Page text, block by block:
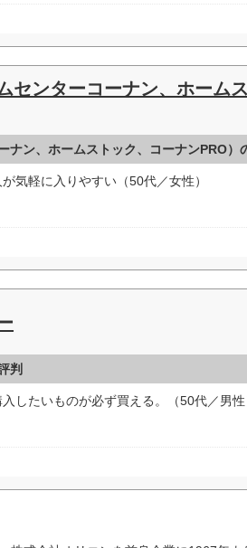
センターコーナン、ホームス
ナン、ホームストック、コーナンPRO）
気軽に入りやすい（50代／女性）
判
したいものが必ず買える。（50代／男性